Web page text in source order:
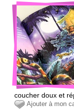
coucher doux et
Ajouter à mon